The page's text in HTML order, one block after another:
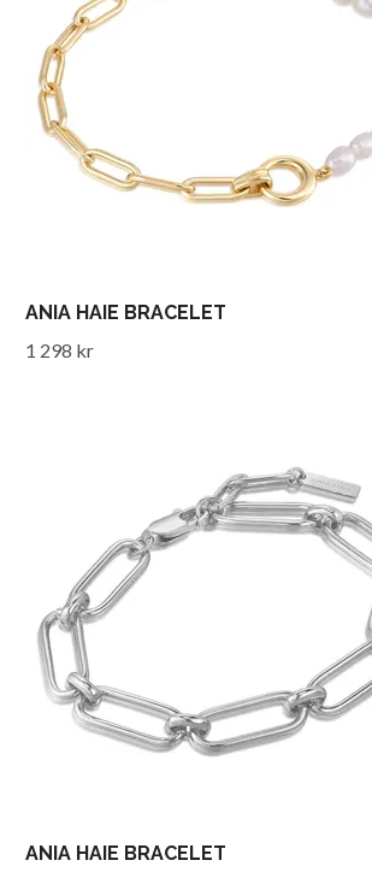
ANIA HAIE BRACELET
1 298 kr
ANIA HAIE BRACELET